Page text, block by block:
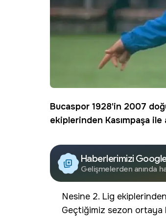
Bucaspor 1928'in 2007
ekiplerinden Kasımpaşa ile
Haberlerimizi
Gelişmelerden anında
Nesine 2. Lig ekiplerinden
Geçtiğimiz sezon